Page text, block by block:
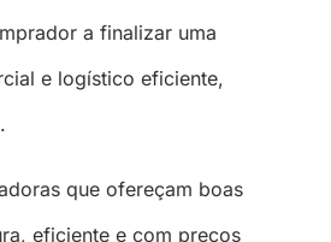
a finalizar uma
e logístico eficiente,
que ofereçam boas
eficiente e com preços